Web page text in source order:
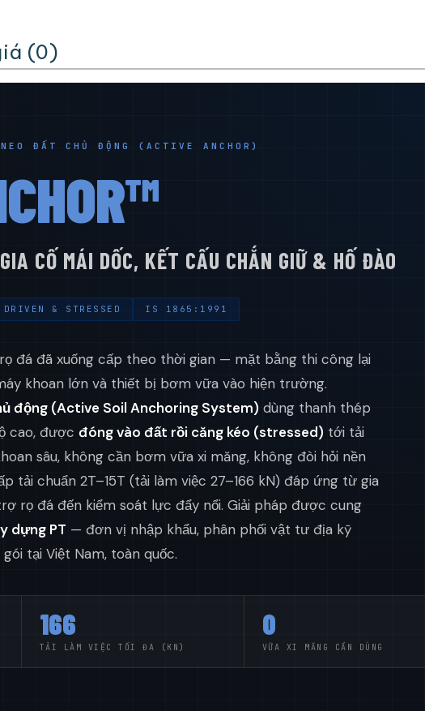
(0)
ĐẤT CHỦ ĐỘNG (ACTIVE ANCHOR)
CỐ MÁI DỐC, KẾT CẤU CHẮN GIỮ & HỐ ĐÀO
DRIVEN & STRESSED IS 1865:1991
đá đã xuống cấp theo thời gian — mặt bằng thi công lại
khoan lớn và thiết bị bơm vữa vào hiện trường.
động (Active Soil Anchoring System) dùng thanh thép
cao, được đóng vào đất rồi căng kéo (stressed) tới tải
sâu, không cần bơm vữa xi măng, không đòi hỏi nền
tải chuẩn 2T–15T (tải làm việc 27–166 kN) đáp ứng từ gia
rọ đá đến kiểm soát lực đẩy nổi. Giải pháp được cung
dựng PT — đơn vị nhập khẩu, phân phối vật tư địa kỹ
tại Việt Nam, toàn quốc.
166
TẢI LÀM VIỆC TỐI ĐA (KN)
0
VỮA XI MĂNG CẦN DÙNG